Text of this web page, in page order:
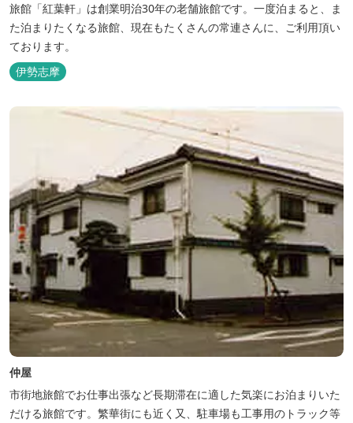
旅館「紅葉軒」は創業明治30年の老舗旅館です。一度泊まると、ま
た泊まりたくなる旅館、現在もたくさんの常連さんに、ご利用頂い
ております。
伊勢志摩
仲屋
市街地旅館でお仕事出張など長期滞在に適した気楽にお泊まりいた
だける旅館です。繁華街にも近く又、駐車場も工事用のトラック等